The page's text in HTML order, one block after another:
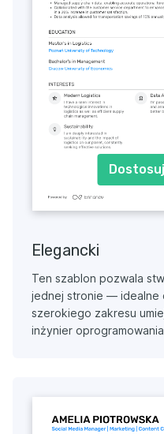
Elegancki
Ten szablon pozwala
jednej stronie — idealne
szerokiego zakresu
inżynier